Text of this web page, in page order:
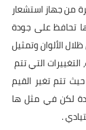
من جهاز استشعار
تحافظ على جودة
الألوان وتمثيل
التي تتم
تتم تغير القيم
لكن في مثل ها
.